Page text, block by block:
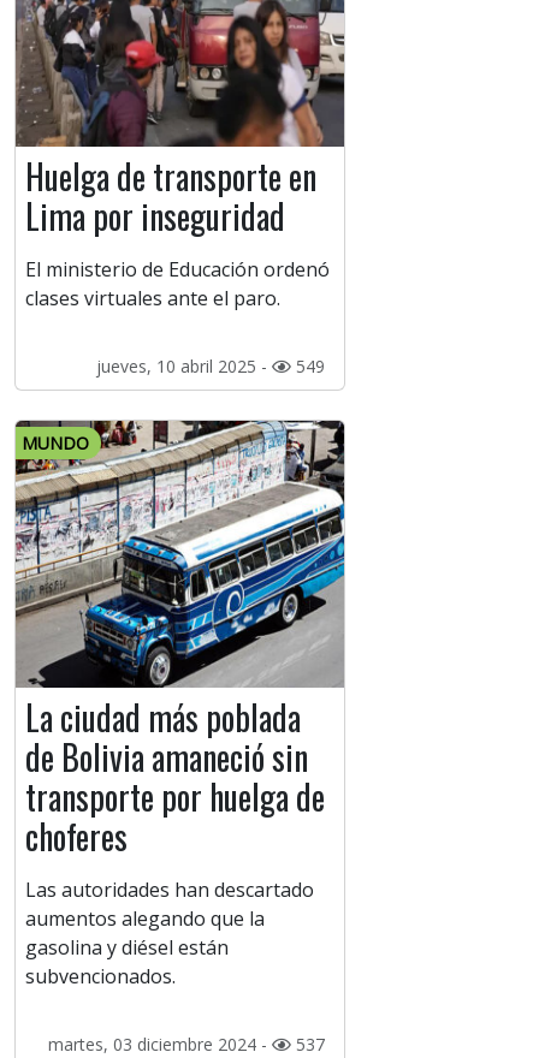
Huelga de transporte en
Lima por inseguridad
El ministerio de Educación ordenó
clases virtuales ante el paro.
jueves, 10 abril 2025 - 549
MUNDO
La ciudad más poblada
de Bolivia amaneció sin
transporte por huelga de
choferes
Las autoridades han descartado
aumentos alegando que la
gasolina y diésel están
subvencionados.
martes, 03 diciembre 2024 - 537